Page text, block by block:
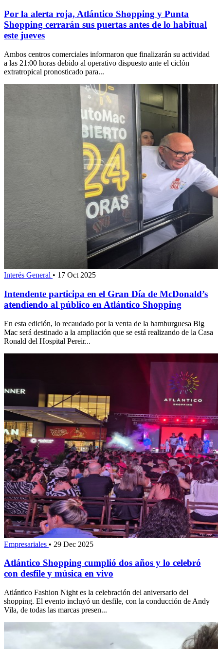
Por la alerta roja, Atlántico Shopping y Punta
Shopping cerrarán sus puertas antes de lo habitual
este jueves
Ambos centros comerciales informaron que finalizarán su actividad
a las 21:00 horas debido al operativo dispuesto ante el ciclón
extratropical pronosticado para...
Interés General • 17 Oct 2025
Intendente participa en el Gran Día de McDonald’s
atendiendo al público en Atlántico Shopping
En esta edición, lo recaudado por la venta de la hamburguesa Big
Mac será destinado a la ampliación que se está realizando de la Casa
Ronald del Hospital Pereir...
Empresariales • 29 Dec 2025
Atlántico Shopping cumplió dos años y lo celebró
con desfile y música en vivo
Atlántico Fashion Night es la celebración del aniversario del
shopping. El evento incluyó un desfile, con la conducción de Andy
Vila, de todas las marcas presen...